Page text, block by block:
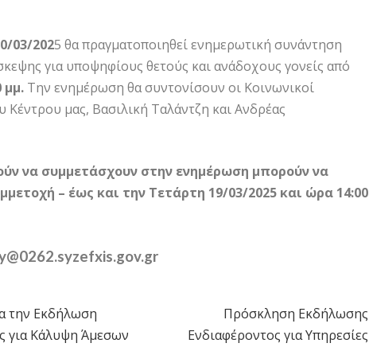
03/2025 θα πραγματοποιηθεί ενημερωτική συνάντηση
για υποψηφίους θετούς και ανάδοχους γονείς από
μμ. Την ενημέρωση θα συντονίσουν οι Κοινωνικοί
Κέντρου μας, Βασιλική Ταλάντζη και Ανδρέας
να συμμετάσχουν στην ενημέρωση μπορούν να
– έως και την Τετάρτη 19/03/2025 και ώρα 14:00
την Εκδήλωση
για Κάλυψη Άμεσων
Πρόσκληση Εκδήλωσης
Ενδιαφέροντος για Υπηρεσίες